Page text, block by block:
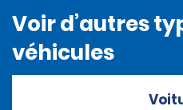
Voir d’autres
véhicules